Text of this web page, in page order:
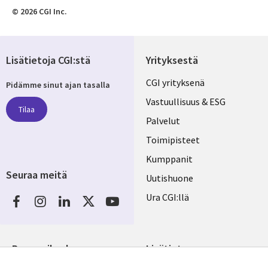
© 2026 CGI Inc.
Yrityksestä
Useful
links
FINLAND
CGI yrityksenä
Vastuullisuus & ESG
Palvelut
Toimipisteet
Kumppanit
Uutishuone
Ura CGI:llä
Resurssikeskus Lisätietoa
Lisätietoja CGI:stä
Pidämme sinut ajan tasalla
Tilaa
Seuraa meitä
Social
Media